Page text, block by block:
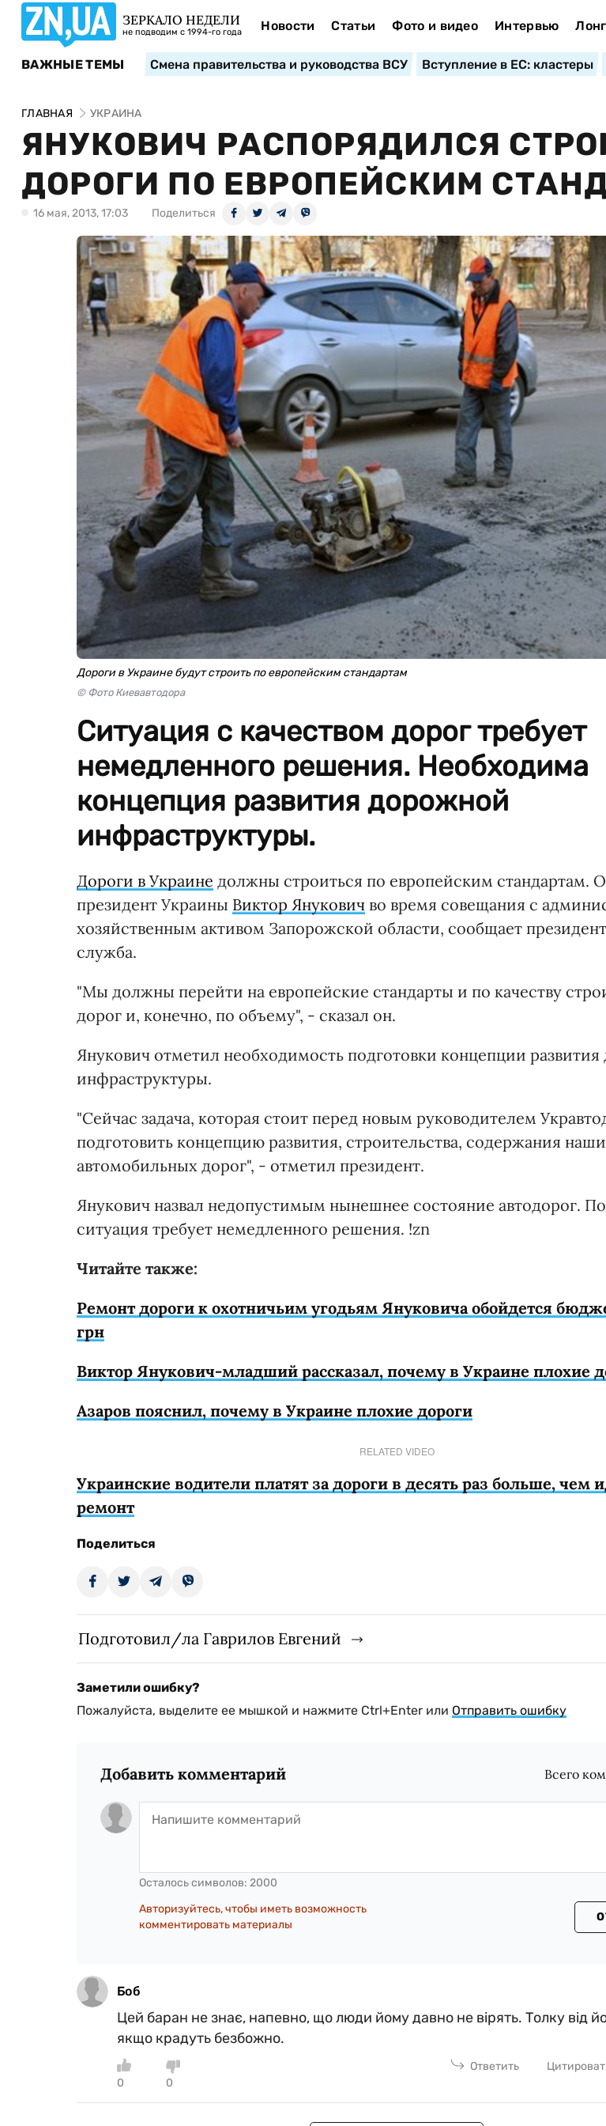
ЗЕРКАЛО НЕДЕЛИ
не подводим с 1994-го года Новости Статьи Фото и видео Интервью
ВАЖНЫЕ ТЕМЫ Смена правительства и руководства ВСУ Вступление в ЕС: кластеры
ГЛАВНАЯ УКРАИНА
ЯНУКОВИЧ РАСПОРЯДИЛСЯ
ДОРОГИ ПО ЕВРОПЕЙСКИМ
16 мая, 2013, 17:03 Поделиться
Дороги в Украине будут строить по европейским стандартам
© Фото Киевавтодора
Ситуация с качеством дорог требует
немедленного решения. Необходима
концепция развития дорожной
инфраструктуры.
Дороги в Украине должны строиться по европейским стандартам.
президент Украины Виктор Янукович во время совещания с
хозяйственным активом Запорожской области, сообщает
служба.
"Мы должны перейти на европейские стандарты и по качеству
дорог и, конечно, по объему", - сказал он.
Янукович отметил необходимость подготовки концепции
инфраструктуры.
"Сейчас задача, которая стоит перед новым руководителем
подготовить концепцию развития, строительства, содержания
автомобильных дорог", - отметил президент.
Янукович назвал недопустимым нынешнее состояние автодорог.
ситуация требует немедленного решения. !zn
Читайте также:
Ремонт дороги к охотничьим угодьям Януковича обойдется
грн
Виктор Янукович-младший рассказал, почему в Украине плохие
Азаров пояснил, почему в Украине плохие дороги
RELATED VIDEO
Украинские водители платят за дороги в десять раз больше, чем
ремонт
Поделиться
Подготовил/ла Гаврилов Евгений
Заметили ошибку?
Пожалуйста, выделите ее мышкой и нажмите Ctrl+Enter или Отправить ошибку
Добавить комментарий Всего
Осталось символов: 2000
Авторизуйтесь, чтобы иметь возможность
комментировать материалы
Боб
Цей баран не знає, напевно, що люди йому давно не вірять. Толку від
якщо крадуть безбожно.
0 0
Ответить